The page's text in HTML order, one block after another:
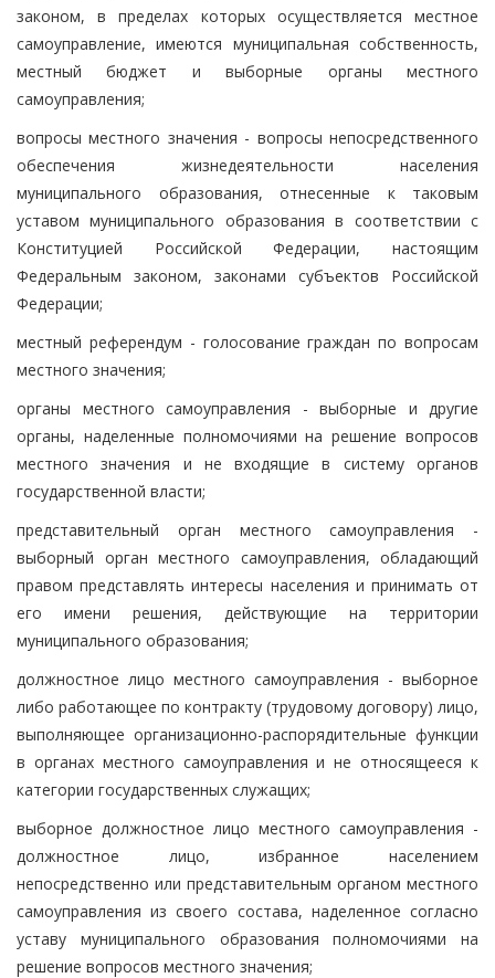
законом, в пределах которых осуществляется местное
самоуправление, имеются муниципальная собственность,
местный бюджет и выборные органы местного
самоуправления;
вопросы местного значения - вопросы непосредственного
обеспечения жизнедеятельности населения
муниципального образования, отнесенные к таковым
уставом муниципального образования в соответствии с
Конституцией Российской Федерации, настоящим
Федеральным законом, законами субъектов Российской
Федерации;
местный референдум - голосование граждан по вопросам
местного значения;
органы местного самоуправления - выборные и другие
органы, наделенные полномочиями на решение вопросов
местного значения и не входящие в систему органов
государственной власти;
представительный орган местного самоуправления -
выборный орган местного самоуправления, обладающий
правом представлять интересы населения и принимать от
его имени решения, действующие на территории
муниципального образования;
должностное лицо местного самоуправления - выборное
либо работающее по контракту (трудовому договору) лицо,
выполняющее организационно-распорядительные функции
в органах местного самоуправления и не относящееся к
категории государственных служащих;
выборное должностное лицо местного самоуправления -
должностное лицо, избранное населением
непосредственно или представительным органом местного
самоуправления из своего состава, наделенное согласно
уставу муниципального образования полномочиями на
решение вопросов местного значения;